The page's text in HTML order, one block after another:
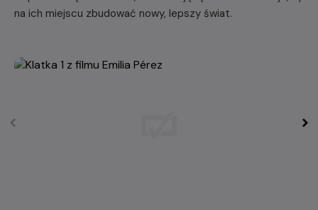
na ich miejscu zbudować nowy, lepszy świat.